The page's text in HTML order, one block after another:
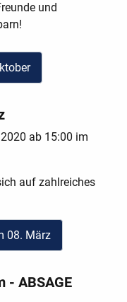
und
ab 15:00 im
auf zahlreiches
08. März
- ABSAGE